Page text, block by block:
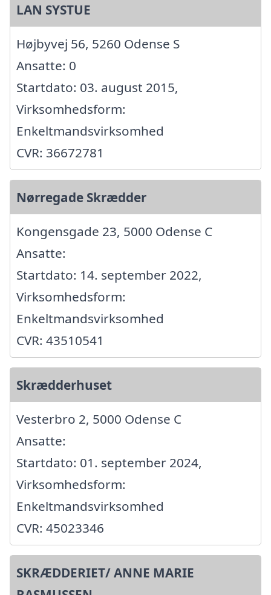
LAN SYSTUE
Højbyvej 56, 5260 Odense S
Ansatte: 0
Startdato: 03. august 2015,
Virksomhedsform:
Enkeltmandsvirksomhed
CVR: 36672781
Nørregade Skrædder
Kongensgade 23, 5000 Odense C
Ansatte:
Startdato: 14. september 2022,
Virksomhedsform:
Enkeltmandsvirksomhed
CVR: 43510541
Skrædderhuset
Vesterbro 2, 5000 Odense C
Ansatte:
Startdato: 01. september 2024,
Virksomhedsform:
Enkeltmandsvirksomhed
CVR: 45023346
SKRÆDDERIET/ ANNE MARIE